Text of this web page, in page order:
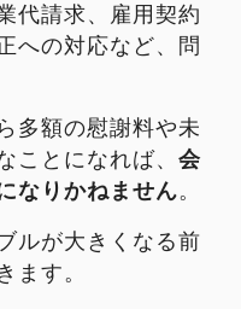
代請求、雇用契約
への対応など、問
多額の慰謝料や未
ことになれば、会
なりかねません。
ルが大きくなる前
ます。